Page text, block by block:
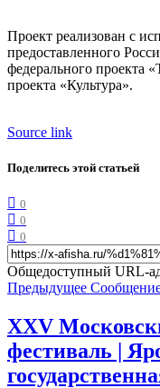
Проект реализован с
предоставленного
федерального проекта
проекта «Культура».
Source link
Поделитесь этой статьей
0
0
0
Общедоступный URL-
Предыдущее
XXV
фестиваль |